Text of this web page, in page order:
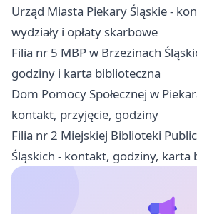
Urząd Miasta Piekary Śląskie -
wydziały i opłaty skarbowe
Filia nr 5 MBP w Brzezinach
godziny i karta biblioteczna
Dom Pomocy Społecznej w
kontakt, przyjęcie, godziny
Filia nr 2 Miejskiej Biblioteki
Śląskich - kontakt, godziny, karta